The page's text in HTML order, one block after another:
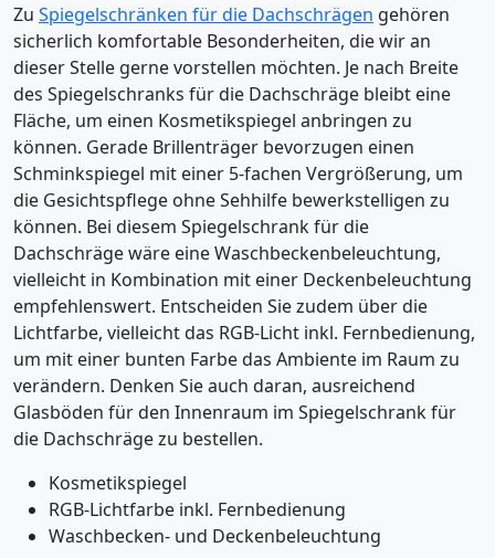
Zu Spiegelschränken für die Dachschrägen gehören
sicherlich komfortable Besonderheiten, die wir an
dieser Stelle gerne vorstellen möchten. Je nach Breite
des Spiegelschranks für die Dachschräge bleibt eine
Fläche, um einen Kosmetikspiegel anbringen zu
können. Gerade Brillenträger bevorzugen einen
Schminkspiegel mit einer 5-fachen Vergrößerung, um
die Gesichtspflege ohne Sehhilfe bewerkstelligen zu
können. Bei diesem Spiegelschrank für die
Dachschräge wäre eine Waschbeckenbeleuchtung,
vielleicht in Kombination mit einer Deckenbeleuchtung
empfehlenswert. Entscheiden Sie zudem über die
Lichtfarbe, vielleicht das RGB-Licht inkl. Fernbedienung,
um mit einer bunten Farbe das Ambiente im Raum zu
verändern. Denken Sie auch daran, ausreichend
Glasböden für den Innenraum im Spiegelschrank für
die Dachschräge zu bestellen.
Kosmetikspiegel
RGB-Lichtfarbe inkl. Fernbedienung
Waschbecken- und Deckenbeleuchtung